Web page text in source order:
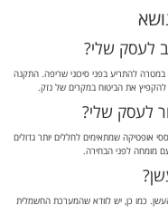
לעסק שלי?
מומחה לפני הבחירה.
לאחר ההתקנה?